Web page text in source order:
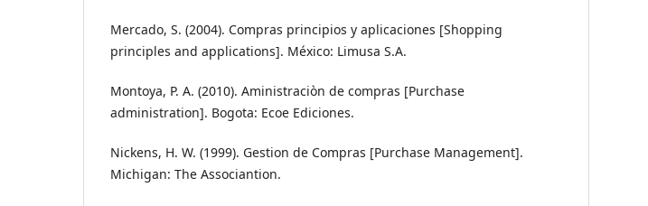
Mercado, S. (2004). Compras principios y aplicaciones [Shopping
principles and applications]. México: Limusa S.A.
Montoya, P. A. (2010). Aministraciòn de compras [Purchase
administration]. Bogota: Ecoe Ediciones.
Nickens, H. W. (1999). Gestion de Compras [Purchase Management].
Michigan: The Associantion.